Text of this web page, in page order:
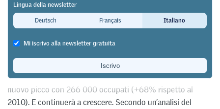
Entro otto anni mancheranno oltre
50 000 specialisti ICT
Transfer
Nel 2024 il settore professionale ICT ha raggiunto un
nuovo picco con 266 000 occupati (+68% rispetto al
2010). E continuerà a crescere. Secondo un’analisi del
Lingua della newsletter
Deutsch
Français Italiano
Mi iscrivo alla newsletter gratuita